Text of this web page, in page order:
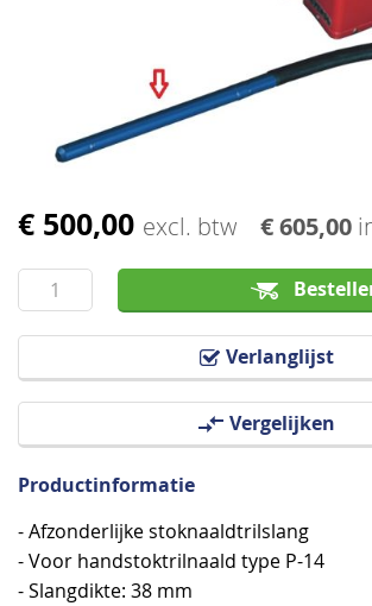
€ 500,00 excl. btw € 605,00
Verlanglijst
Vergelijken
Ga
het
begin
van
Productinformatie
- Afzonderlijke stoknaaldtrilslang
- Voor handstoktrilnaald type P-14
- Slangdikte: 38 mm